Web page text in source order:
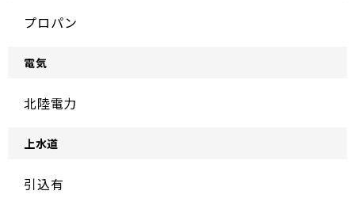
プロパン
電気
北陸電力
上水道
引込有